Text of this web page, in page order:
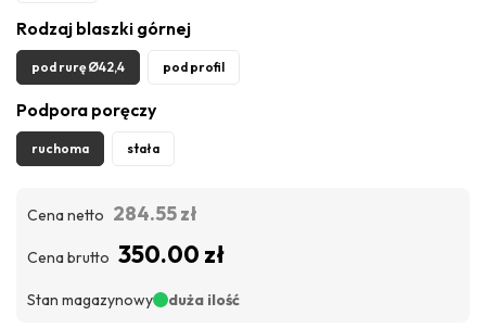
Rodzaj blaszki górnej
pod rurę Ø42,4 pod profil
Podpora poręczy
ruchoma stała
Cena netto 284.55 zł
Cena brutto 350.00 zł
Stan magazynowy duża ilość